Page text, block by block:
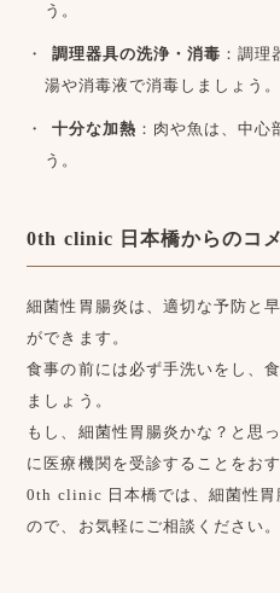
う。
調理器具の洗浄・消毒 ：調
湯や消毒液で消毒しましょう。
十分な加熱 ：肉や魚は、中心
う。
0th clinic 日本橋からのコ
細菌性胃腸炎は、適切な予防と
ができます。
食事の前には必ず手洗いをし、
ましょう。
もし、細菌性胃腸炎かな？と思
に医療機関を受診することをおす
0th clinic 日本橋では、細菌性胃
ので、お気軽にご相談ください。